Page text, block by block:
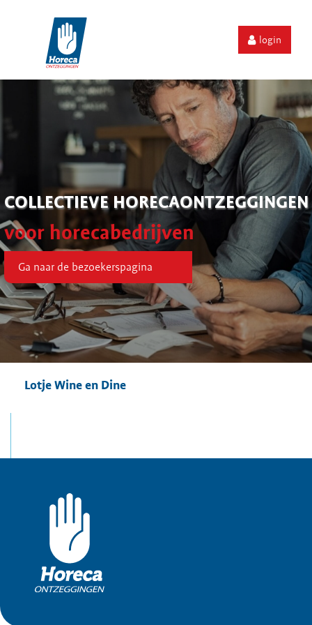
login
COLLECTIEVE HORECAONTZEGGINGEN
voor horecabedrijven
Ga naar de bezoekerspagina
Lotje Wine en Dine